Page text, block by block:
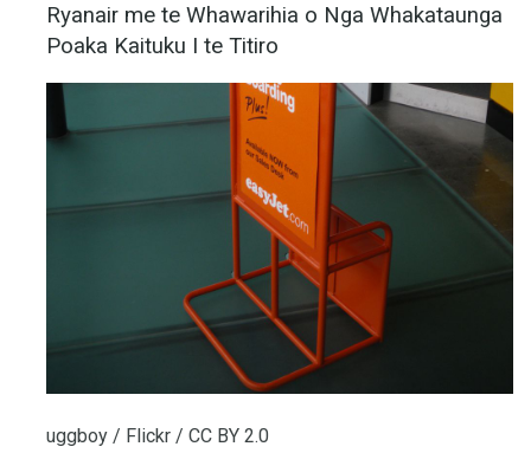
Ryanair me te Whawarihia o Nga Whakataunga
Poaka Kaituku I te Titiro
uggboy / Flickr / CC BY 2.0